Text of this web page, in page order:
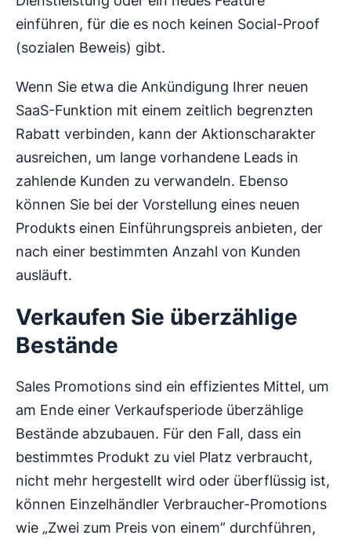
einführen, für die es noch keinen Social-Proof
(sozialen Beweis) gibt.
Wenn Sie etwa die Ankündigung Ihrer neuen
SaaS-Funktion mit einem zeitlich begrenzten
Rabatt verbinden, kann der Aktionscharakter
ausreichen, um lange vorhandene Leads in
zahlende Kunden zu verwandeln. Ebenso
können Sie bei der Vorstellung eines neuen
Produkts einen Einführungspreis anbieten, der
nach einer bestimmten Anzahl von Kunden
ausläuft.
Verkaufen Sie überzählige
Bestände
Sales Promotions sind ein effizientes Mittel, um
am Ende einer Verkaufsperiode überzählige
Bestände abzubauen. Für den Fall, dass ein
bestimmtes Produkt zu viel Platz verbraucht,
nicht mehr hergestellt wird oder überflüssig ist,
können Einzelhändler Verbraucher-Promotions
wie „Zwei zum Preis von einem” durchführen,